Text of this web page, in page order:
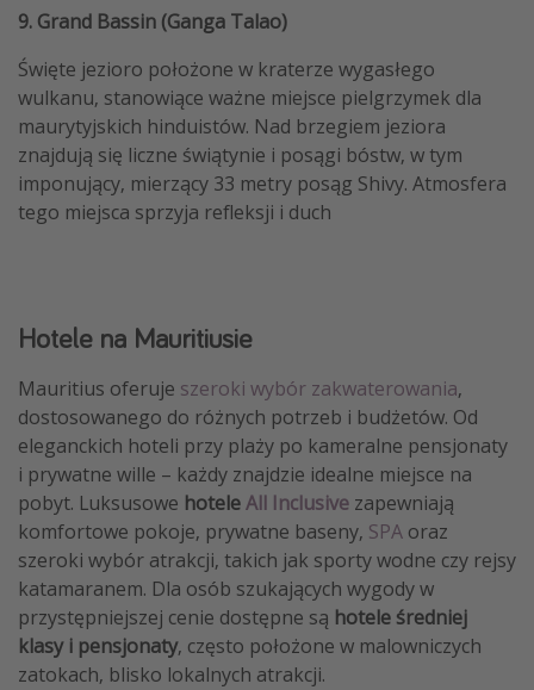
9. Grand Bassin (Ganga Talao)
Święte jezioro położone w kraterze wygasłego
wulkanu, stanowiące ważne miejsce pielgrzymek dla
maurytyjskich hinduistów. Nad brzegiem jeziora
znajdują się liczne świątynie i posągi bóstw, w tym
imponujący, mierzący 33 metry posąg Shivy. Atmosfera
tego miejsca sprzyja refleksji i duch
Hotele na Mauritiusie
Mauritius oferuje szeroki wybór zakwaterowania,
dostosowanego do różnych potrzeb i budżetów. Od
eleganckich hoteli przy plaży po kameralne pensjonaty
i prywatne wille – każdy znajdzie idealne miejsce na
pobyt. Luksusowe hoteleAll Inclusive zapewniają
komfortowe pokoje, prywatne baseny, SPA oraz
szeroki wybór atrakcji, takich jak sporty wodne czy rejsy
katamaranem. Dla osób szukających wygody w
przystępniejszej cenie dostępne są hotele średniej
klasy i pensjonaty, często położone w malowniczych
zatokach, blisko lokalnych atrakcji.